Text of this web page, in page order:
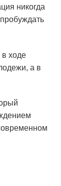
никогда
ходе
а в